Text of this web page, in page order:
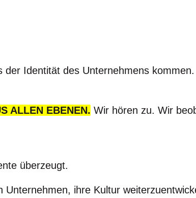
der Identität des Unternehmens
ALLEN EBENEN. Wir hören zu. Wir
überzeugt.
Unternehmen, ihre Kultur